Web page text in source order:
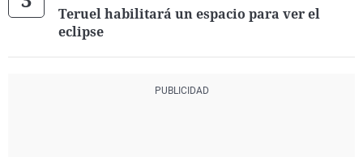
Teruel habilitará un espacio para ver el
eclipse